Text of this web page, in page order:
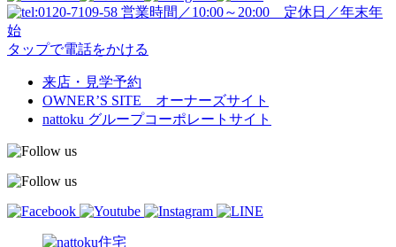
営業時間／10:00～20:00 定休日／年末年
始
タップで電話をかける
来店・見学予約
OWNER’S SITE オーナーズサイト
nattoku グループコーポレートサイト